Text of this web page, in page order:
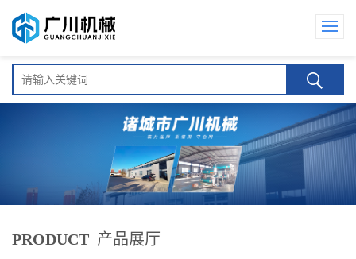
PRODUCT 产品展厅